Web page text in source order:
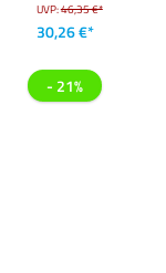
UVP:46,35 €*
30,26 €*
- 21%